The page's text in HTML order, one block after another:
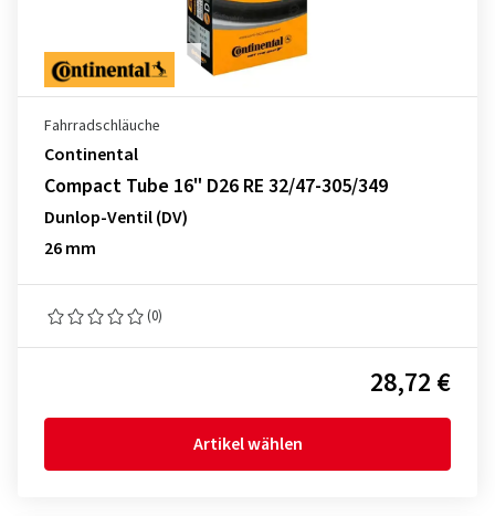
Fahrradschläuche
Continental
Compact Tube 16" D26 RE 32/47-305/349
Dunlop-Ventil (DV)
26 mm
(0)
28,72 €
Artikel wählen